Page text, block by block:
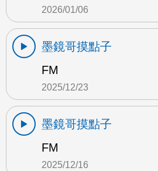
2026/01/06
墨鏡哥摸點子
FM
2025/12/23
墨鏡哥摸點子
FM
2025/12/16